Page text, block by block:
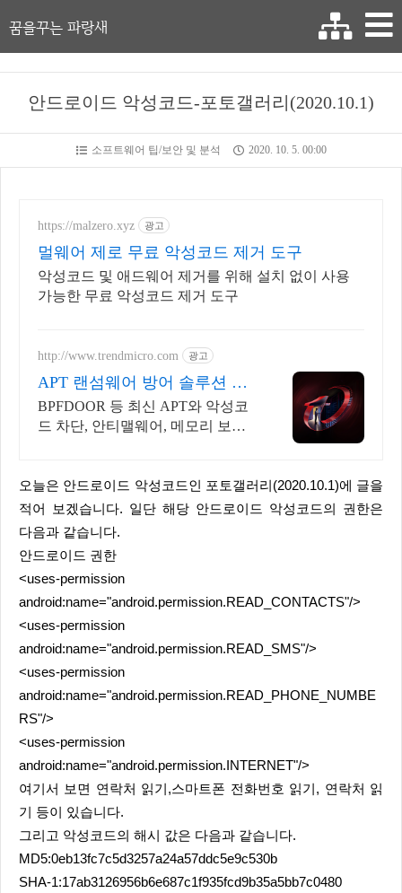
꿈을꾸는 파랑새
안드로이드 악성코드-포토갤러리(2020.10.1)
소프트웨어 팁/보안 및 분석 2020. 10. 5. 00:00
https://malzero.xyz 광고
멀웨어 제로 무료 악성코드 제거 도구
악성코드 및 애드웨어 제거를 위해 설치 없이 사용
가능한 무료 악성코드 제거 도구
http://www.trendmicro.com 광고
APT 랜섬웨어 방어 솔루션 성
능과 안정성이 검증된 벤더
BPFDOOR 등 최신 APT와 악성코
드 차단, 안티맬웨어, 메모리 보호
오늘은 안드로이드 악성코드인 포토갤러리(2020.10.1)에 글을
적어 보겠습니다. 일단 해당 안드로이드 악성코드의 권한은
다음과 같습니다.
안드로이드 권한
<uses-permission
android:name="android.permission.READ_CONTACTS"/>
<uses-permission
android:name="android.permission.READ_SMS"/>
<uses-permission
android:name="android.permission.READ_PHONE_NUMBE
RS"/>
<uses-permission
android:name="android.permission.INTERNET"/>
여기서 보면 연락처 읽기,스마트폰 전화번호 읽기, 연락처 읽
기 등이 있습니다.
그리고 악성코드의 해시 값은 다음과 같습니다.
MD5:0eb13fc7c5d3257a24a57ddc5e9c530b
SHA-1:17ab3126956b6e687c1f935fcd9b35a5bb7c0480